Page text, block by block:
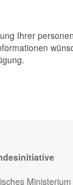
Ihrer
Ministerium